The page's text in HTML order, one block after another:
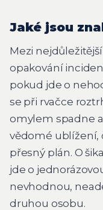
Jaké jsou
Mezi
opakování
pokud jde o
se při rvačce
omylem spadne a
vědomé ublížení,
přesný plán. O
jde o
nevhodnou,
druhou osobu.